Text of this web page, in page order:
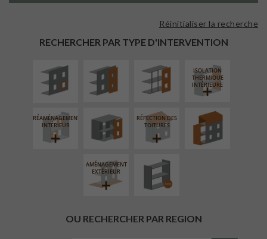
RECHERCHER PAR TYPE D'INTERVENTION
Réinitialiser la recherche
EXTÉRIEURE
FAÇADE SUR
LINÉAIRE
ISOLATION
THERMIQUE
INTÉRIEURE
RÉAMÉNAGEMENT
INTÉRIEUR
FERMETURE
LOGGIAS
RÉFECTION DES
TOITURES
SURÉLÉVATION
EXTENSION
AMÉNAGEMENT
EXTÉRIEUR
PROCÉDÉ
PARTICULIER
OU RECHERCHER PAR REGION